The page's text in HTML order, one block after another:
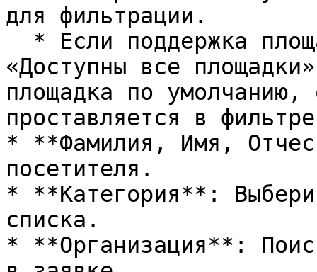
для фильтрации.
«Доступны все
площадка по умолчанию,
проставляется в
* **Фамилия, Имя,
посетителя.
* **Категория**:
списка.
* **Организация**: